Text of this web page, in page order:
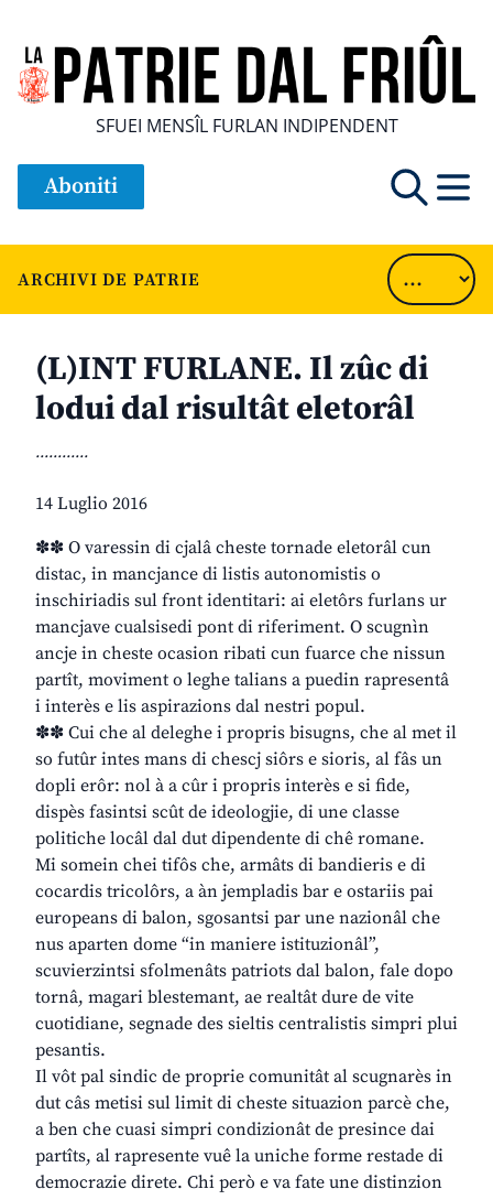
SFUEI MENSÎL FURLAN INDIPENDENT
Aboniti
ARCHIVI DE PATRIE
(L)INT FURLANE. Il zûc di
lodui dal risultât eletorâl
............
14 Luglio 2016
✽✽ O varessin di cjalâ cheste tornade eletorâl cun
distac, in mancjance di listis autonomistis o
inschiriadis sul front identitari: ai eletôrs furlans ur
mancjave cualsisedi pont di riferiment. O scugnìn
ancje in cheste ocasion ribati cun fuarce che nissun
partît, moviment o leghe talians a puedin rapresentâ
i interès e lis aspirazions dal nestri popul.
✽✽ Cui che al deleghe i propris bisugns, che al met il
so futûr intes mans di chescj siôrs e sioris, al fâs un
dopli erôr: nol à a cûr i propris interès e si fide,
dispès fasintsi scût de ideologjie, di une classe
politiche locâl dal dut dipendente di chê romane.
Mi somein chei tifôs che, armâts di bandieris e di
cocardis tricolôrs, a àn jempladis bar e ostariis pai
europeans di balon, sgosantsi par une nazionâl che
nus aparten dome “in maniere istituzionâl”,
scuvierzintsi sfolmenâts patriots dal balon, fale dopo
tornâ, magari blestemant, ae realtât dure de vite
cuotidiane, segnade des sieltis centralistis simpri plui
pesantis.
Il vôt pal sindic de proprie comunitât al scugnarès in
dut câs metisi sul limit di cheste situazion parcè che,
a ben che cuasi simpri condizionât de presince dai
partîts, al rapresente vuê la uniche forme restade di
democrazie direte. Chi però e va fate une distinzion